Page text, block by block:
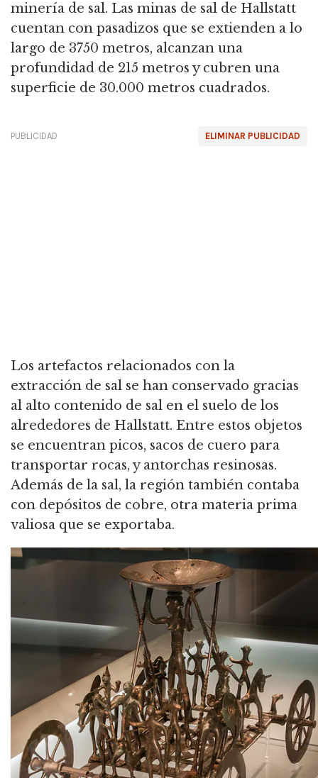
minería de sal. Las minas de sal de Hallstatt
cuentan con pasadizos que se extienden a lo
largo de 3750 metros, alcanzan una
profundidad de 215 metros y cubren una
superficie de 30.000 metros cuadrados.
ELIMINAR PUBLICIDAD
PUBLICIDAD
Los artefactos relacionados con la
extracción de sal se han conservado gracias
al alto contenido de sal en el suelo de los
alrededores de Hallstatt. Entre estos objetos
se encuentran picos, sacos de cuero para
transportar rocas, y antorchas resinosas.
Además de la sal, la región también contaba
con depósitos de cobre, otra materia prima
valiosa que se exportaba.